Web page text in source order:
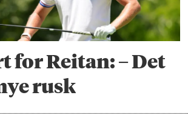
for Reitan: – Det
rusk